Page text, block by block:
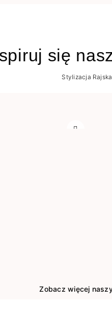
się
Stylizacja
Zobacz więcej